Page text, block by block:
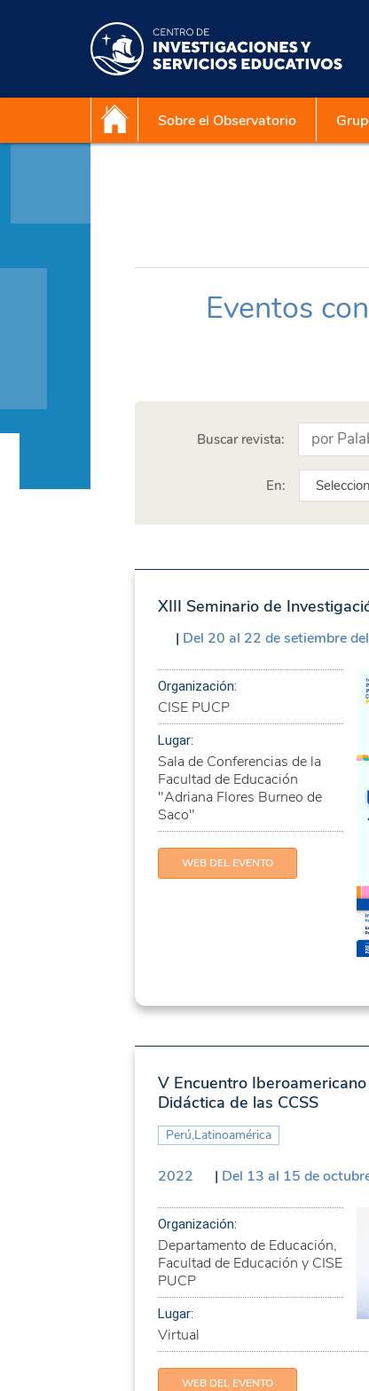
Sobre el Observatorio
Eventos
Buscar revista:
En:
XIII Seminario de
| Del 20 al 22 de setiembre
Organización:
CISE PUCP
Lugar:
Sala de Conferencias de la
Facultad de Educación
"Adriana Flores Burneo de
Saco"
WEB DEL EVENTO
V Encuentro
Didáctica de las CCSS
Perú,Latinoamérica
2022 | Del 13 al 15 de
Organización:
Departamento de Educación,
Facultad de Educación y CISE
PUCP
Lugar:
Virtual
WEB DEL EVENTO